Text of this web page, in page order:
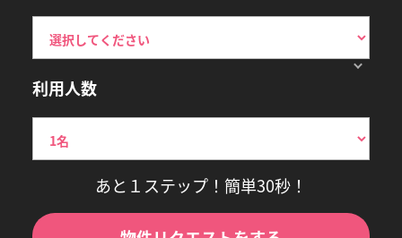
利用人数
あと１ステップ！簡単30秒！